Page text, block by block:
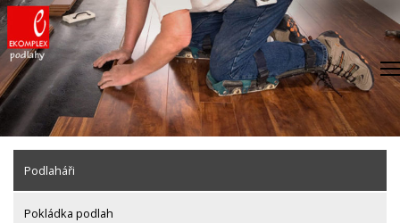
Skip
to
content
Podlaháři
Pokládka podlah